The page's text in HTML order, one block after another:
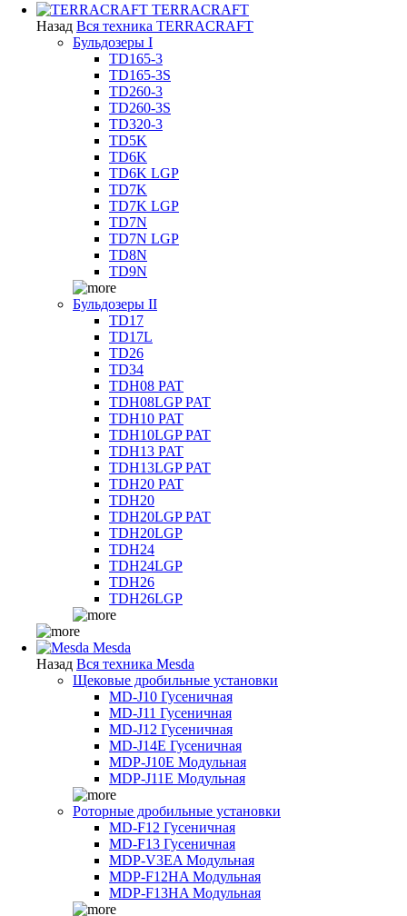
TERRACRAFT
Назад Вся техника TERRACRAFT
Бульдозеры I
TD165-3
TD165-3S
TD260-3
TD260-3S
TD320-3
TD5K
TD6K
TD6K LGP
TD7K
TD7K LGP
TD7N
TD7N LGP
TD8N
TD9N
Бульдозеры II
TD17
TD17L
TD26
TD34
TDH08 PAT
TDH08LGP PAT
TDH10 PAT
TDH10LGP PAT
TDH13 PAT
TDH13LGP PAT
TDH20 PAT
TDH20
TDH20LGP PAT
TDH20LGP
TDH24
TDH24LGP
TDH26
TDH26LGP
Mesda
Назад Вся техника Mesda
Щековые дробильные установки
MD-J10 Гусеничная
MD-J11 Гусеничная
MD-J12 Гусеничная
MD-J14E Гусеничная
MDP-J10E Модульная
MDP-J11E Модульная
Роторные дробильные установки
MD-F12 Гусеничная
MD-F13 Гусеничная
MDP-V3EA Модульная
MDP-F12HA Модульная
MDP-F13HA Модульная